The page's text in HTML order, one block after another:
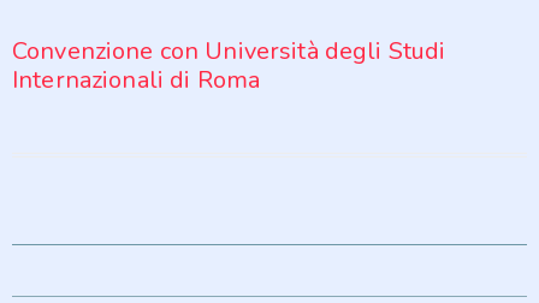
Convenzione con Università degli Studi
Internazionali di Roma